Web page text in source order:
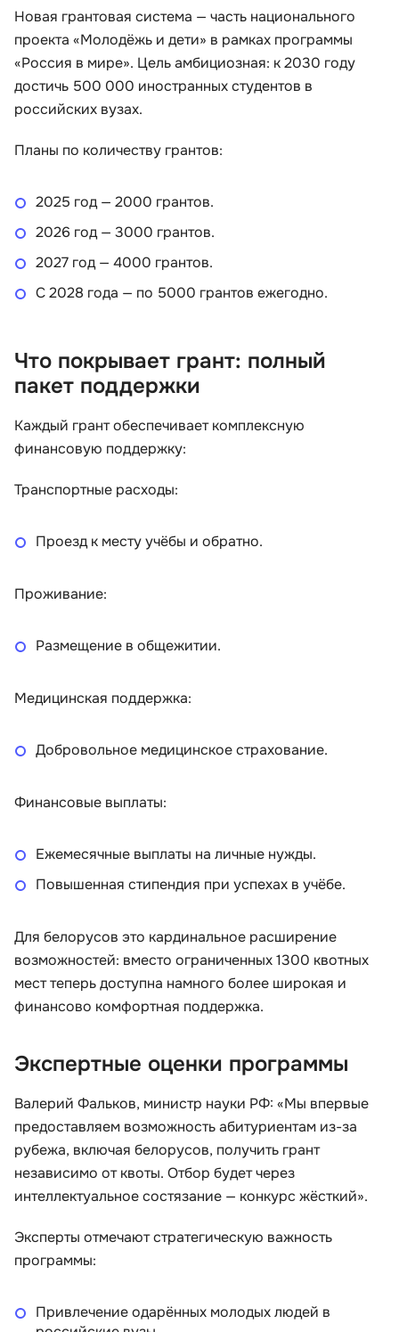
Новая грантовая система — часть национального
проекта «Молодёжь и дети» в рамках программы
«Россия в мире». Цель амбициозная: к 2030 году
достичь 500 000 иностранных студентов в
российских вузах.
Планы по количеству грантов:
2025 год — 2000 грантов.
2026 год — 3000 грантов.
2027 год — 4000 грантов.
С 2028 года — по 5000 грантов ежегодно.
Что покрывает грант: полный
пакет поддержки
Каждый грант обеспечивает комплексную
финансовую поддержку:
Транспортные расходы:
Проезд к месту учёбы и обратно.
Проживание:
Размещение в общежитии.
Медицинская поддержка:
Добровольное медицинское страхование.
Финансовые выплаты:
Ежемесячные выплаты на личные нужды.
Повышенная стипендия при успехах в учёбе.
Для белорусов это кардинальное расширение
возможностей: вместо ограниченных 1300 квотных
мест теперь доступна намного более широкая и
финансово комфортная поддержка.
Экспертные оценки программы
Валерий Фальков, министр науки РФ: «Мы впервые
предоставляем возможность абитуриентам из-за
рубежа, включая белорусов, получить грант
независимо от квоты. Отбор будет через
интеллектуальное состязание — конкурс жёсткий».
Эксперты отмечают стратегическую важность
программы:
Привлечение одарённых молодых людей в